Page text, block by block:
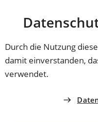
Durch die Nutzung
damit einverstanden,
verwendet.
INHALT ANSPRINGEN
Coburg
KINDERHAUS